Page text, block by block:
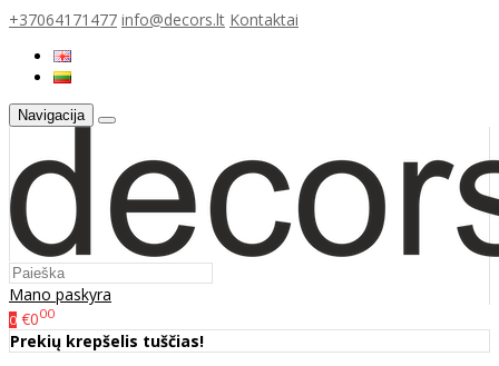
+37064171477 info@decors.lt Kontaktai
Navigacija
Mano paskyra
0 €000
Prekių krepšelis tuščias!